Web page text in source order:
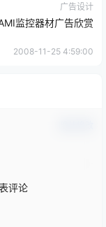
广告设计
监控器材广告欣赏
2008-11-25 4:59:00
评论